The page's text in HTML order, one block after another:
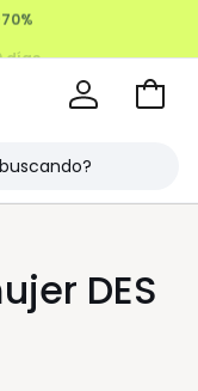
Ir
DES